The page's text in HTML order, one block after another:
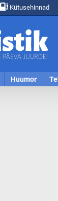
Kütusehinnad
Huumor